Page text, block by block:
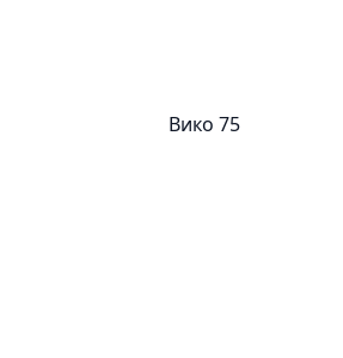
Вико 75